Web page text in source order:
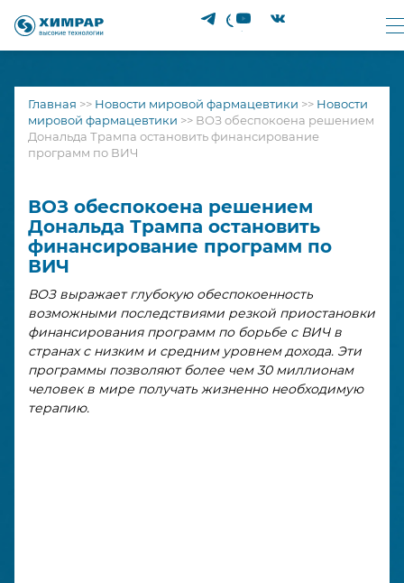
Главная >> Новости мировой фармацевтики >> Новости
мировой фармацевтики >> ВОЗ обеспокоена решением
Дональда Трампа остановить финансирование
программ по ВИЧ
ВОЗ обеспокоена решением
Дональда Трампа остановить
финансирование программ по
ВИЧ
ВОЗ выражает глубокую обеспокоенность
возможными последствиями резкой приостановки
финансирования программ по борьбе с ВИЧ в
странах с низким и средним уровнем дохода. Эти
программы позволяют более чем 30 миллионам
человек в мире получать жизненно необходимую
терапию.